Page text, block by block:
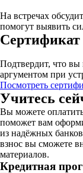
На встречах
помогут выявить
Сертификат
Подтвердит, что
аргументом при
Посмотреть
Учитесь
Вы можете
поможет вам
из надёжных
взнос вы сможете
материалов.
Кредитная